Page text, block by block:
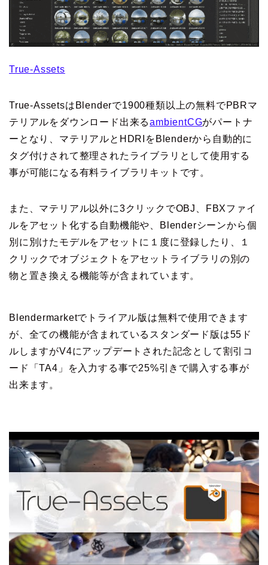
True-Assets
True-AssetsはBlenderで1900種類以上の無料でPBRマ
テリアルをダウンロード出来るambientCGがパートナ
ーとなり、マテリアルとHDRIをBlenderから自動的に
タグ付けされて整理されたライブラリとして使用する
事が可能になる有料ライブラリキットです。
また、マテリアル以外に3クリックでOBJ、FBXファイ
ルをアセット化する自動機能や、Blenderシーンから個
別に別けたモデルをアセットに１度に登録したり、１
クリックでオブジェクトをアセットライブラリの別の
物と置き換える機能等が含まれています。
Blendermarketでトライアル版は無料で使用できます
が、全ての機能が含まれているスタンダード版は55ド
ルしますがV4にアップデートされた記念として割引コ
ード「TA4」を入力する事で25%引きで購入する事が
出来ます。